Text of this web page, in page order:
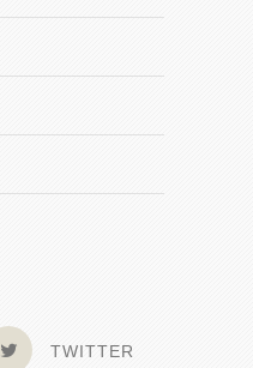
TWITTER